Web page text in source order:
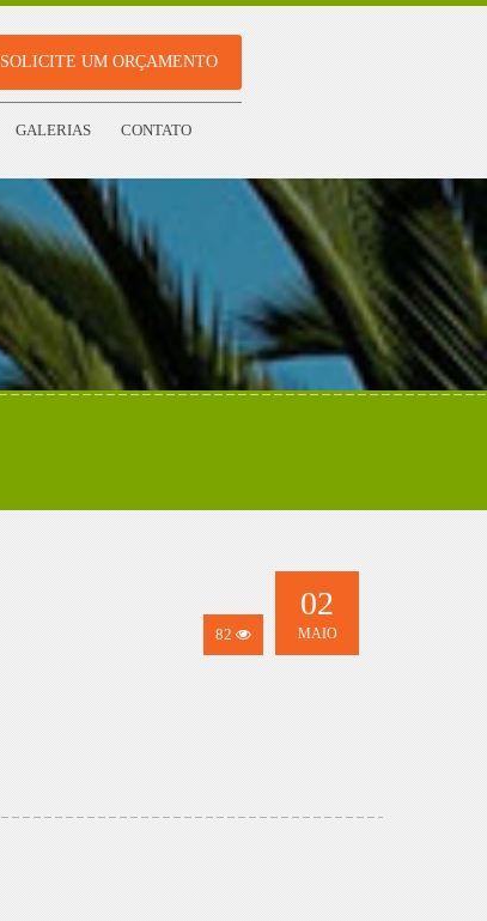
SOLICITE UM ORÇAMENTO
GALERIAS CONTATO
82
02
MAIO